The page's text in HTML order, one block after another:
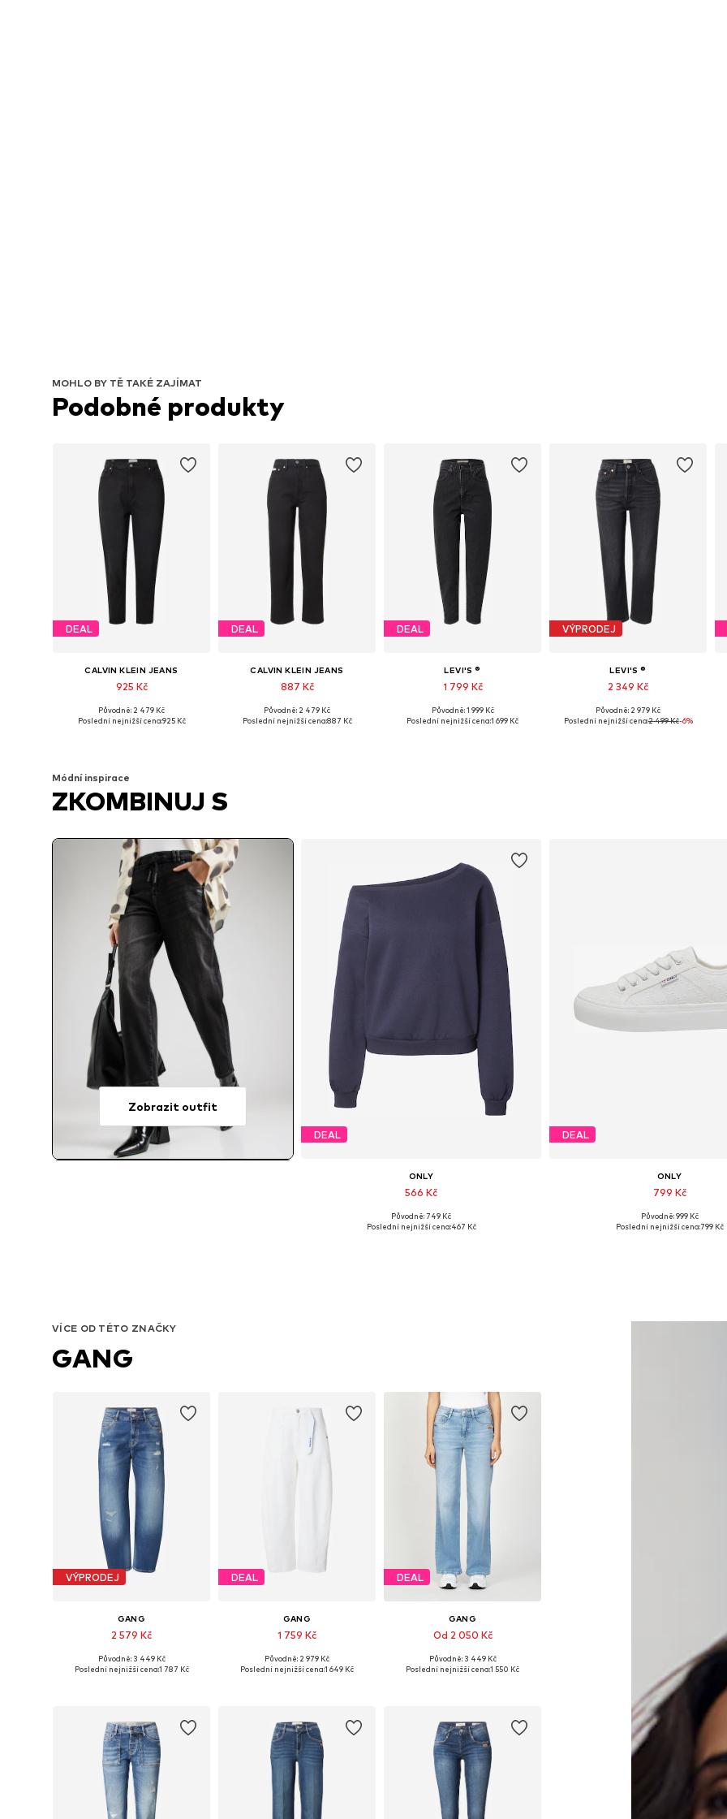
MOHLO BY TĚ TAKÉ ZAJÍMAT
Podobné produkty
DEAL
CALVIN KLEIN JEANS
925 Kč
Dostupné v mnoha velikostech
Původně: 2 479 Kč
Poslední nejnižší cena:925 Kč
DEAL
CALVIN KLEIN JEANS
887 Kč
Původně: 2 479 Kč
Poslední nejnižší cena:887 Kč
DEAL
LEVI'S ®
1 799 Kč
Dostupné v mnoha velikostech
Původně: 1 999 Kč
Poslední nejnižší cena:1 699 Kč
VÝPRODEJ
LEVI'S ®
2 349 Kč
Dostupné v mnoha velikostech
Původně: 2 979 Kč
Poslední nejnižší cena:2 499 Kč-6%
Módní inspirace
ZKOMBINUJ S
Zobrazit outfit
DEAL
ONLY
566 Kč
Dostupné velikosti: S, L, XL
Původně: 749 Kč
Poslední nejnižší cena:467 Kč
DEAL
ONLY
799 Kč
Dostupné velikosti: 37, 38, 39,
Původně: 999 Kč
Poslední nejnižší cena:799 Kč
VÍCE OD TÉTO ZNAČKY
GANG
VÝPRODEJ
GANG
2 579 Kč
Dostupné velikosti: 26, 30, 31, 32
Původně: 3 449 Kč
Poslední nejnižší cena:1 787 Kč
DEAL
GANG
1 759 Kč
Dostupné velikosti: 30
Původně: 2 979 Kč
Poslední nejnižší cena:1 649 Kč
DEAL
GANG
Od 2 050 Kč
Dostupné v mnoha velikostech
Původně: 3 449 Kč
Poslední nejnižší cena:1 550 Kč